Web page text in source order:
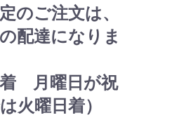
のご注文は、
配達になりま
着 月曜日が祝
火曜日着）